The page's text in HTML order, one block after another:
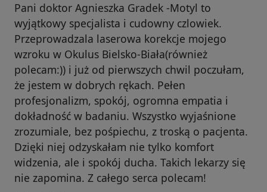
Pani doktor Agnieszka Gradek -Motyl to
wyjątkowy specjalista i cudowny czlowiek.
Przeprowadzala laserowa korekcje mojego
wzroku w Okulus Bielsko-Biała(również
polecam:)) i już od pierwszych chwil poczułam,
że jestem w dobrych rękach. Pełen
profesjonalizm, spokój, ogromna empatia i
dokładność w badaniu. Wszystko wyjaśnione
zrozumiale, bez pośpiechu, z troską o pacjenta.
Dzięki niej odzyskałam nie tylko komfort
widzenia, ale i spokój ducha. Takich lekarzy się
nie zapomina. Z całego serca polecam!